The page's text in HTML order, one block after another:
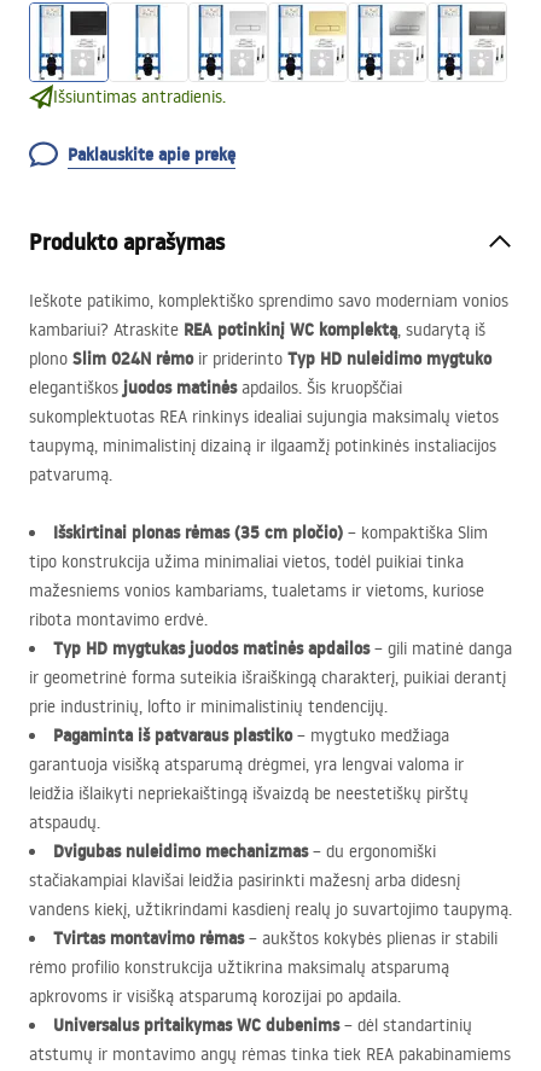
Išsiuntimas antradienis.
Paklauskite apie prekę
Produkto aprašymas
Ieškote patikimo, komplektiško sprendimo savo moderniam vonios
kambariui? Atraskite REA potinkinį WC komplektą, sudarytą iš
plono Slim 024N rėmoir priderinto Typ HD nuleidimo mygtuko
elegantiškos juodos matinėsapdailos. Šis kruopščiai
sukomplektuotas REA rinkinys idealiai sujungia maksimalų vietos
taupymą, minimalistinį dizainą ir ilgaamžį potinkinės instaliacijos
patvarumą.
Išskirtinai plonas rėmas (35 cm pločio) – kompaktiška Slim
tipo konstrukcija užima minimaliai vietos, todėl puikiai tinka
mažesniems vonios kambariams, tualetams ir vietoms, kuriose
ribota montavimo erdvė.
Typ HD mygtukas juodos matinės apdailos– gili matinė danga
ir geometrinė forma suteikia išraiškingą charakterį, puikiai derantį
prie industrinių, lofto ir minimalistinių tendencijų.
Pagaminta iš patvaraus plastiko– mygtuko medžiaga
garantuoja visišką atsparumą drėgmei, yra lengvai valoma ir
leidžia išlaikyti nepriekaištingą išvaizdą be neestetiškų pirštų
atspaudų.
Dvigubas nuleidimo mechanizmas– du ergonomiški
stačiakampiai klavišai leidžia pasirinkti mažesnį arba didesnį
vandens kiekį, užtikrindami kasdienį realų jo suvartojimo taupymą.
Tvirtas montavimo rėmas– aukštos kokybės plienas ir stabili
rėmo profilio konstrukcija užtikrina maksimalų atsparumą
apkrovoms ir visišką atsparumą korozijai po apdaila.
Universalus pritaikymas WC dubenims– dėl standartinių
atstumų ir montavimo angų rėmas tinka tiek REA pakabinamiems